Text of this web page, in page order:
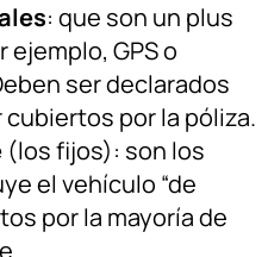
: que son un plus
GPS o
ser declarados
por la póliza.
(los fijos): son los
el vehículo “de
por la mayoría de